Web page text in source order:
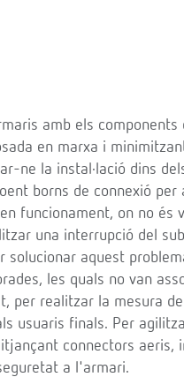
amb els
en marxa i
ne la instal·lació dins
borns de connexió per
funcionament, on no és
una interrupció del
aquest
les quals no van
per realitzar la mesura
usuaris finals. Per
connectors aeris,
a l'armari.